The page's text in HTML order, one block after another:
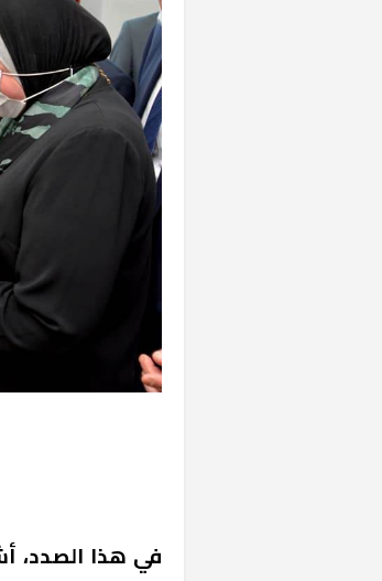
في هذا الصدد،